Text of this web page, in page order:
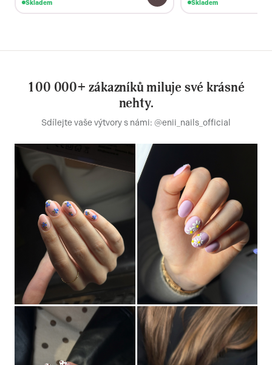
Skladem Skladem
100 000+ zákazníků miluje své krásné
nehty.
Sdílejte vaše výtvory s námi: @enii_nails_official